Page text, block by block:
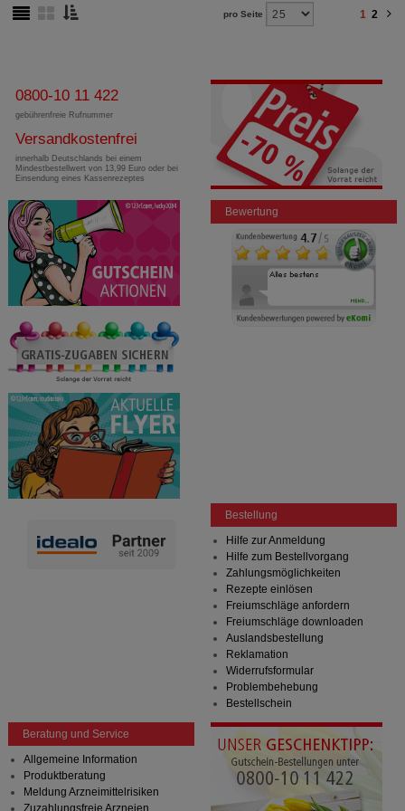
pro Seite 1 2
0800-10 11 422
gebührenfreie Rufnummer
Versandkostenfrei
innerhalb Deutschlands bei einem
Mindestbestellwert von 13,99 Euro oder bei
Einsendung eines Kassenrezeptes
Bewertung
Bestellung
Hilfe zur Anmeldung
Hilfe zum Bestellvorgang
Zahlungsmöglichkeiten
Rezepte einlösen
Freiumschläge anfordern
Freiumschläge downloaden
Auslandsbestellung
Reklamation
Widerrufsformular
Problembehebung
Bestellschein
Beratung und Service
Allgemeine Information
Produktberatung
Meldung Arzneimittelrisiken